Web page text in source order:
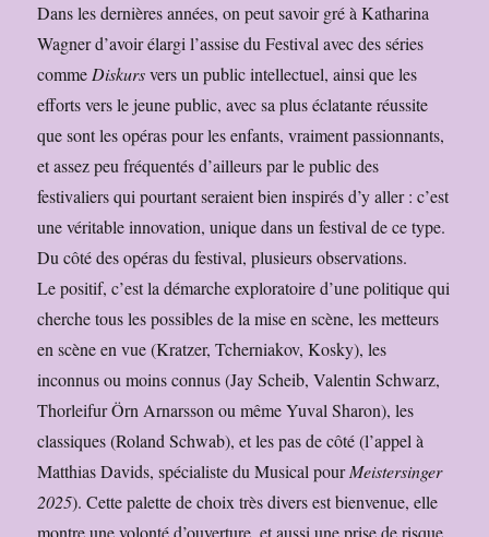
Dans les dernières années, on peut savoir gré à Katharina
Wagner d’avoir élargi l’assise du Festival avec des séries
commeDiskursvers un public intellectuel, ainsi que les
efforts vers le jeune public, avec sa plus éclatante réussite
que sont les opéras pour les enfants, vraiment passionnants,
et assez peu fréquentés d’ailleurs par le public des
festivaliers qui pourtant seraient bien inspirés d’y aller : c’est
une véritable innovation, unique dans un festival de ce type.
Du côté des opéras du festival, plusieurs observations.
Le positif, c’est la démarche exploratoire d’une politique qui
cherche tous les possibles de la mise en scène, les metteurs
en scène en vue (Kratzer, Tcherniakov, Kosky), les
inconnus ou moins connus (Jay Scheib, Valentin Schwarz,
Thorleifur Örn Arnarsson ou même Yuval Sharon), les
classiques (Roland Schwab), et les pas de côté (l’appel à
Matthias Davids, spécialiste du Musical pourMeistersinger
2025). Cette palette de choix très divers est bienvenue, elle